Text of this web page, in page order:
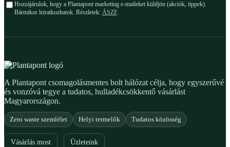
Hozzájárulok, hogy a Plantapont marketing e-maileket küldjön (akciók, tippek).
Bármikor leiratkozhatok. Részletek: ÁSZF.
A Plantapont csomagolásmentes bolt hálózat célja, hogy egyszerűvé
és vonzóvá tegye a tudatos, hulladékcsökkentő vásárlást
Magyarországon.
Zero waste szemlélet Helyi termelők Tudatos közösség
Vásárlás most Üzleteink